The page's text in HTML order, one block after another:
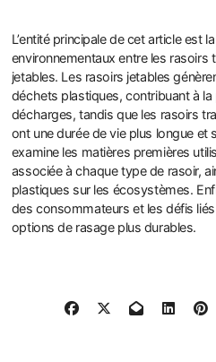
L’entité principale de cet article est
environnementaux entre les rasoirs
jetables. Les rasoirs jetables
déchets plastiques, contribuant à
décharges, tandis que les rasoirs
ont une durée de vie plus longue et
examine les matières premières
associée à chaque type de rasoir,
plastiques sur les écosystèmes.
des consommateurs et les défis
options de rasage plus durables.